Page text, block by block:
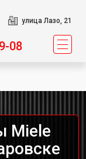
улица Лазо, 21
08
Miele